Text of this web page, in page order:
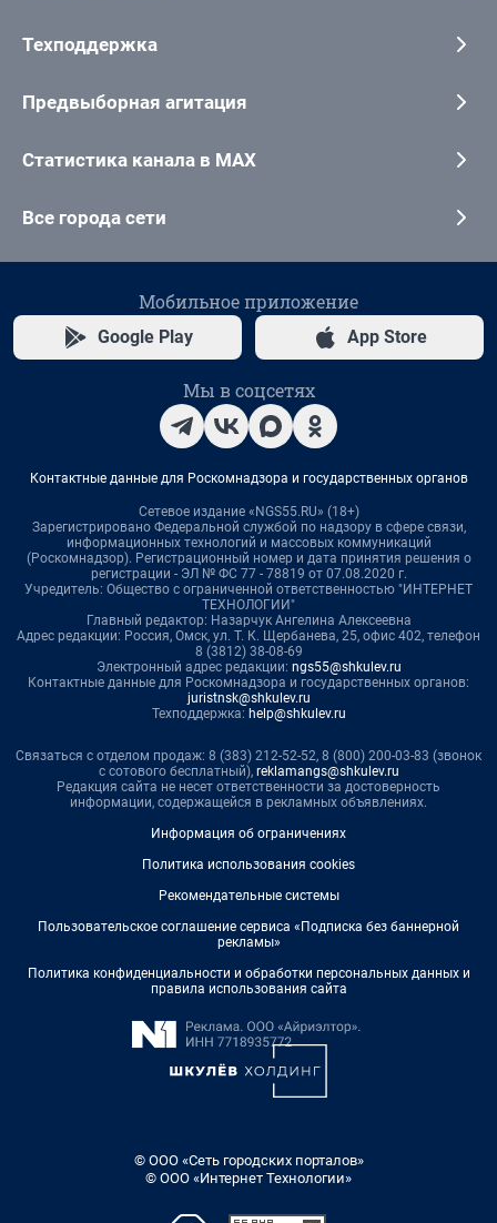
Техподдержка
Предвыборная агитация
Статистика канала в MAX
Все города сети
Мобильное приложение
Google Play App Store
Мы в соцсетях
Контактные данные для Роскомнадзора и государственных органов
Сетевое издание «NGS55.RU» (18+)
Зарегистрировано Федеральной службой по надзору в сфере связи,
информационных технологий и массовых коммуникаций
(Роскомнадзор). Регистрационный номер и дата принятия решения о
регистрации - ЭЛ № ФС 77 - 78819 от 07.08.2020 г.
Учредитель: Общество с ограниченной ответственностью "ИНТЕРНЕТ
ТЕХНОЛОГИИ"
Главный редактор: Назарчук Ангелина Алексеевна
Адрес редакции: Россия, Омск, ул. Т. К. Щербанева, 25, офис 402, телефон
8 (3812) 38-08-69
Электронный адрес редакции: ngs55@shkulev.ru
Контактные данные для Роскомнадзора и государственных органов:
juristnsk@shkulev.ru
Техподдержка: help@shkulev.ru
Связаться с отделом продаж: 8 (383) 212-52-52, 8 (800) 200-03-83 (звонок
с сотового бесплатный), reklamangs@shkulev.ru
Редакция сайта не несет ответственности за достоверность
информации, содержащейся в рекламных объявлениях.
Информация об ограничениях
Политика использования cookies
Рекомендательные системы
Пользовательское соглашение сервиса «Подписка без баннерной
рекламы»
Политика конфиденциальности и обработки персональных данных и
правила использования сайта
© ООО «Сеть городских порталов»
© ООО «Интернет Технологии»